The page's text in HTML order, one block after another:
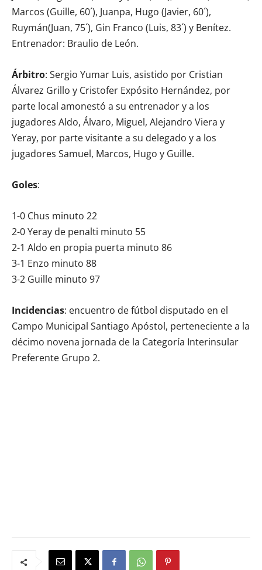
Marcos (Guille, 60´), Juanpa, Hugo (Javier, 60´),
Ruymán(Juan, 75´), Gin Franco (Luis, 83´) y Benítez.
Entrenador: Braulio de León.
Árbitro: Sergio Yumar Luis, asistido por Cristian
Álvarez Grillo y Cristofer Expósito Hernández, por
parte local amonestó a su entrenador y a los
jugadores Aldo, Álvaro, Miguel, Alejandro Viera y
Yeray, por parte visitante a su delegado y a los
jugadores Samuel, Marcos, Hugo y Guille.
Goles:
1-0 Chus minuto 22
2-0 Yeray de penalti minuto 55
2-1 Aldo en propia puerta minuto 86
3-1 Enzo minuto 88
3-2 Guille minuto 97
Incidencias: encuentro de fútbol disputado en el
Campo Municipal Santiago Apóstol, perteneciente a la
décimo novena jornada de la Categoría Interinsular
Preferente Grupo 2.